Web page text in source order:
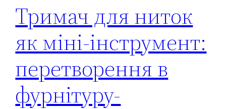
Тримач для ниток
як міні-інструмент:
перетворення в
фурнітуру-